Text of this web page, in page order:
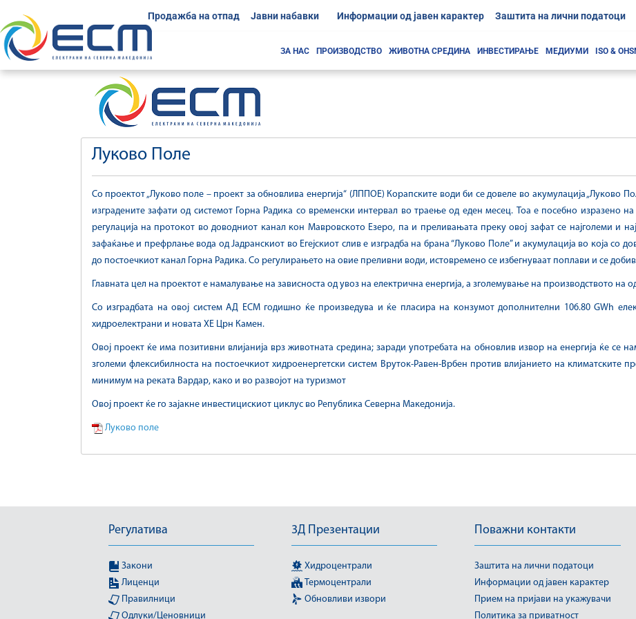
Продажба на отпад Јавни набавки Информации од јавен карактер Заштита на лични податоци
ЗА НАС ПРОИЗВОДСТВО ЖИВОТНА СРЕДИНА ИНВЕСТИРАЊЕ МЕДИУМИ ISO &
Луково Поле
Со проектот „Луково поле – проект за обновлива енергија“ (ЛППОЕ) Корапските води би се довеле во акумулација „Луково
изградените зафати од системот Горна Радикa со временски интервал во траење од еден месец. Тоа е посебно изразено
регулација на протокот во доводниот канал кон Мавровското Езеро, па и преливањата преку овој зафат се најголеми и
зафаќање и префрлање вода од Јадранскиот во Егејскиот слив е изградба на брана “Луково Поле” и акумулација во која со
до постоечкиот канал Горна Радика. Со регулирањето на овие преливни води, истовремено се избегнуваат поплави и се
Главната цел на проектот е намалување на зависноста од увоз на електрична енергија, а зголемување на производството на
Со изградбата на овој систем АД ЕСМ годишно ќе произведува и ќе пласира на конзумот дополнителни 106.80 GWh
хидроелектрани и новата ХЕ Црн Камен.
Овој проект ќе има позитивни влијанија врз животната средина; заради употребата на обновлив извор на енергија ќе се
зголеми флексибилноста на постоечкиот хидроенергетски систем Вруток-Равен-Врбен против влијанието на климатските
минимум на реката Вардар, како и во развојот на туризмот
Овој проект ќе го зајакне инвестицискиот циклус во Република Северна Македонија.
Луково поле
Регулатива
Закони
Лиценци
Правилници
Одлуки/Ценовници
3Д Презентации
Хидроцентрали
Термоцентрали
Обновливи извори
Поважни контакти
Заштита на лични податоци
Информации од јавен карактер
Прием на пријави на укажувачи
Политика за приватност